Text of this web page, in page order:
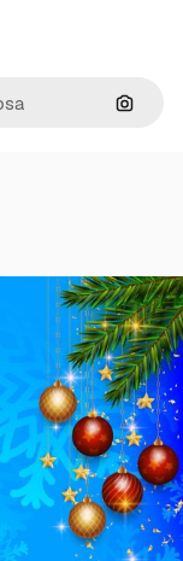
Cerca